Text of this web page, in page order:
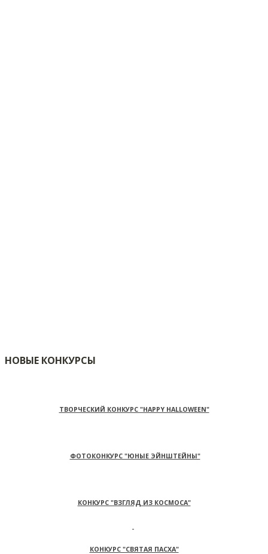
НОВЫЕ КОНКУРСЫ
ТВОРЧЕСКИЙ КОНКУРС "HAPPY HALLOWEEN"
ФОТОКОНКУРС "ЮНЫЕ ЭЙНШТЕЙНЫ"
КОНКУРС "ВЗГЛЯД ИЗ КОСМОСА"
КОНКУРС "СВЯТАЯ ПАСХА"